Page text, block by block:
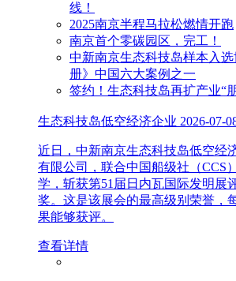
线！
2025南京半程马拉松燃情开跑
南京首个零碳园区，完工！
中新南京生态科技岛样本入
册》中国六大案例之一
签约！生态科技岛再扩产业“
生态科技岛低空经济企业 2026-07-
近日，中新南京生态科技岛低空经
有限公司，联合中国船级社（CCS
学，斩获第51届日内瓦国际发明展
奖。这是该展会的最高级别荣誉，
果能够获评。
查看详情